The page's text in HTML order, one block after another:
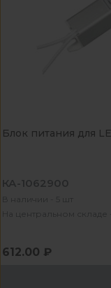
Блок питания для
КА-1062900
В наличии - 5 шт
На центральном складе
612.00 ₽